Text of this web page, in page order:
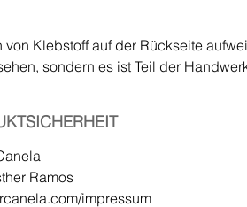
Klebstoff auf der Rückseite
sondern es ist Teil der
Ramos
impressum